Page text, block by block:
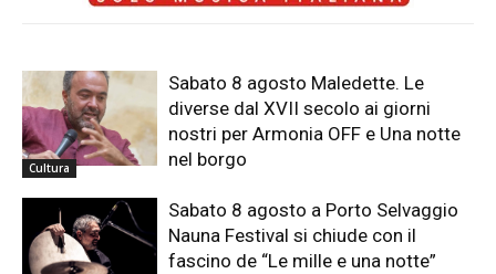
Cultura
Sabato 8 agosto Maledette. Le
diverse dal XVII secolo ai giorni
nostri per Armonia OFF e Una notte
nel borgo
Sabato 8 agosto a Porto Selvaggio
Nauna Festival si chiude con il
fascino de “Le mille e una notte”